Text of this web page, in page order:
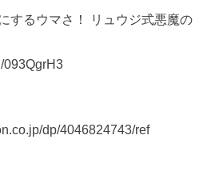
するウマさ！ リュウジ式悪魔の
dp/4046824743/ref